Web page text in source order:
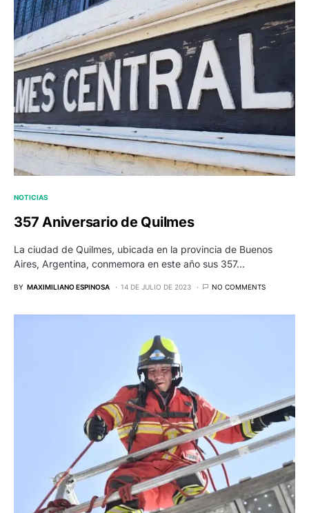
NOTICIAS
357 Aniversario de Quilmes
La ciudad de Quilmes, ubicada en la provincia de Buenos
Aires, Argentina, conmemora en este año sus 357…
BY MAXIMILIANO ESPINOSA 14 DE JULIO DE 2023 NO COMMENTS